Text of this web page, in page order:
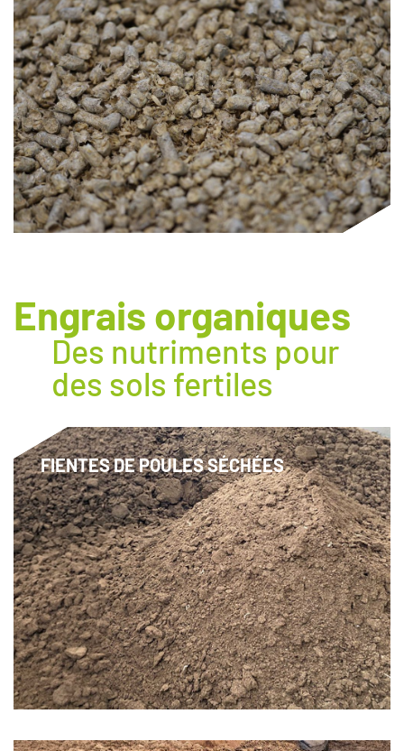
Une litière naturelle pour les poulaillers et les
boxes à chevaux
Litière ou aliment pour animaux d'élevage
Engrais organiques
Des nutriments pour
des sols fertiles
FIENTES DE POULES SÉCHÉES